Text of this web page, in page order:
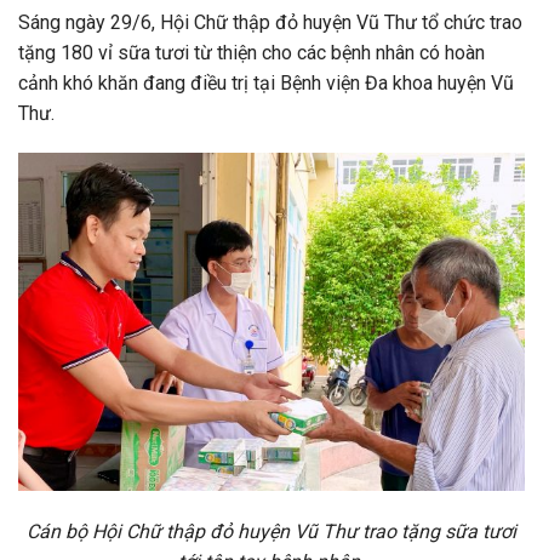
Sáng ngày 29/6, Hội Chữ thập đỏ huyện Vũ Thư tổ chức trao
tặng 180 vỉ sữa tươi từ thiện cho các bệnh nhân có hoàn
cảnh khó khăn đang điều trị tại Bệnh viện Đa khoa huyện Vũ
Thư.
Cán bộ Hội Chữ thập đỏ huyện Vũ Thư trao tặng sữa tươi